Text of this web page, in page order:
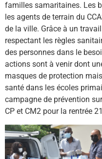
familles samaritaines. Les
les agents de terrain du
de la ville. Grâce à un
respectant les règles
des personnes dans le
actions sont à venir dont
masques de protection
santé dans les écoles
campagne de prévention
CP et CM2 pour la rentrée